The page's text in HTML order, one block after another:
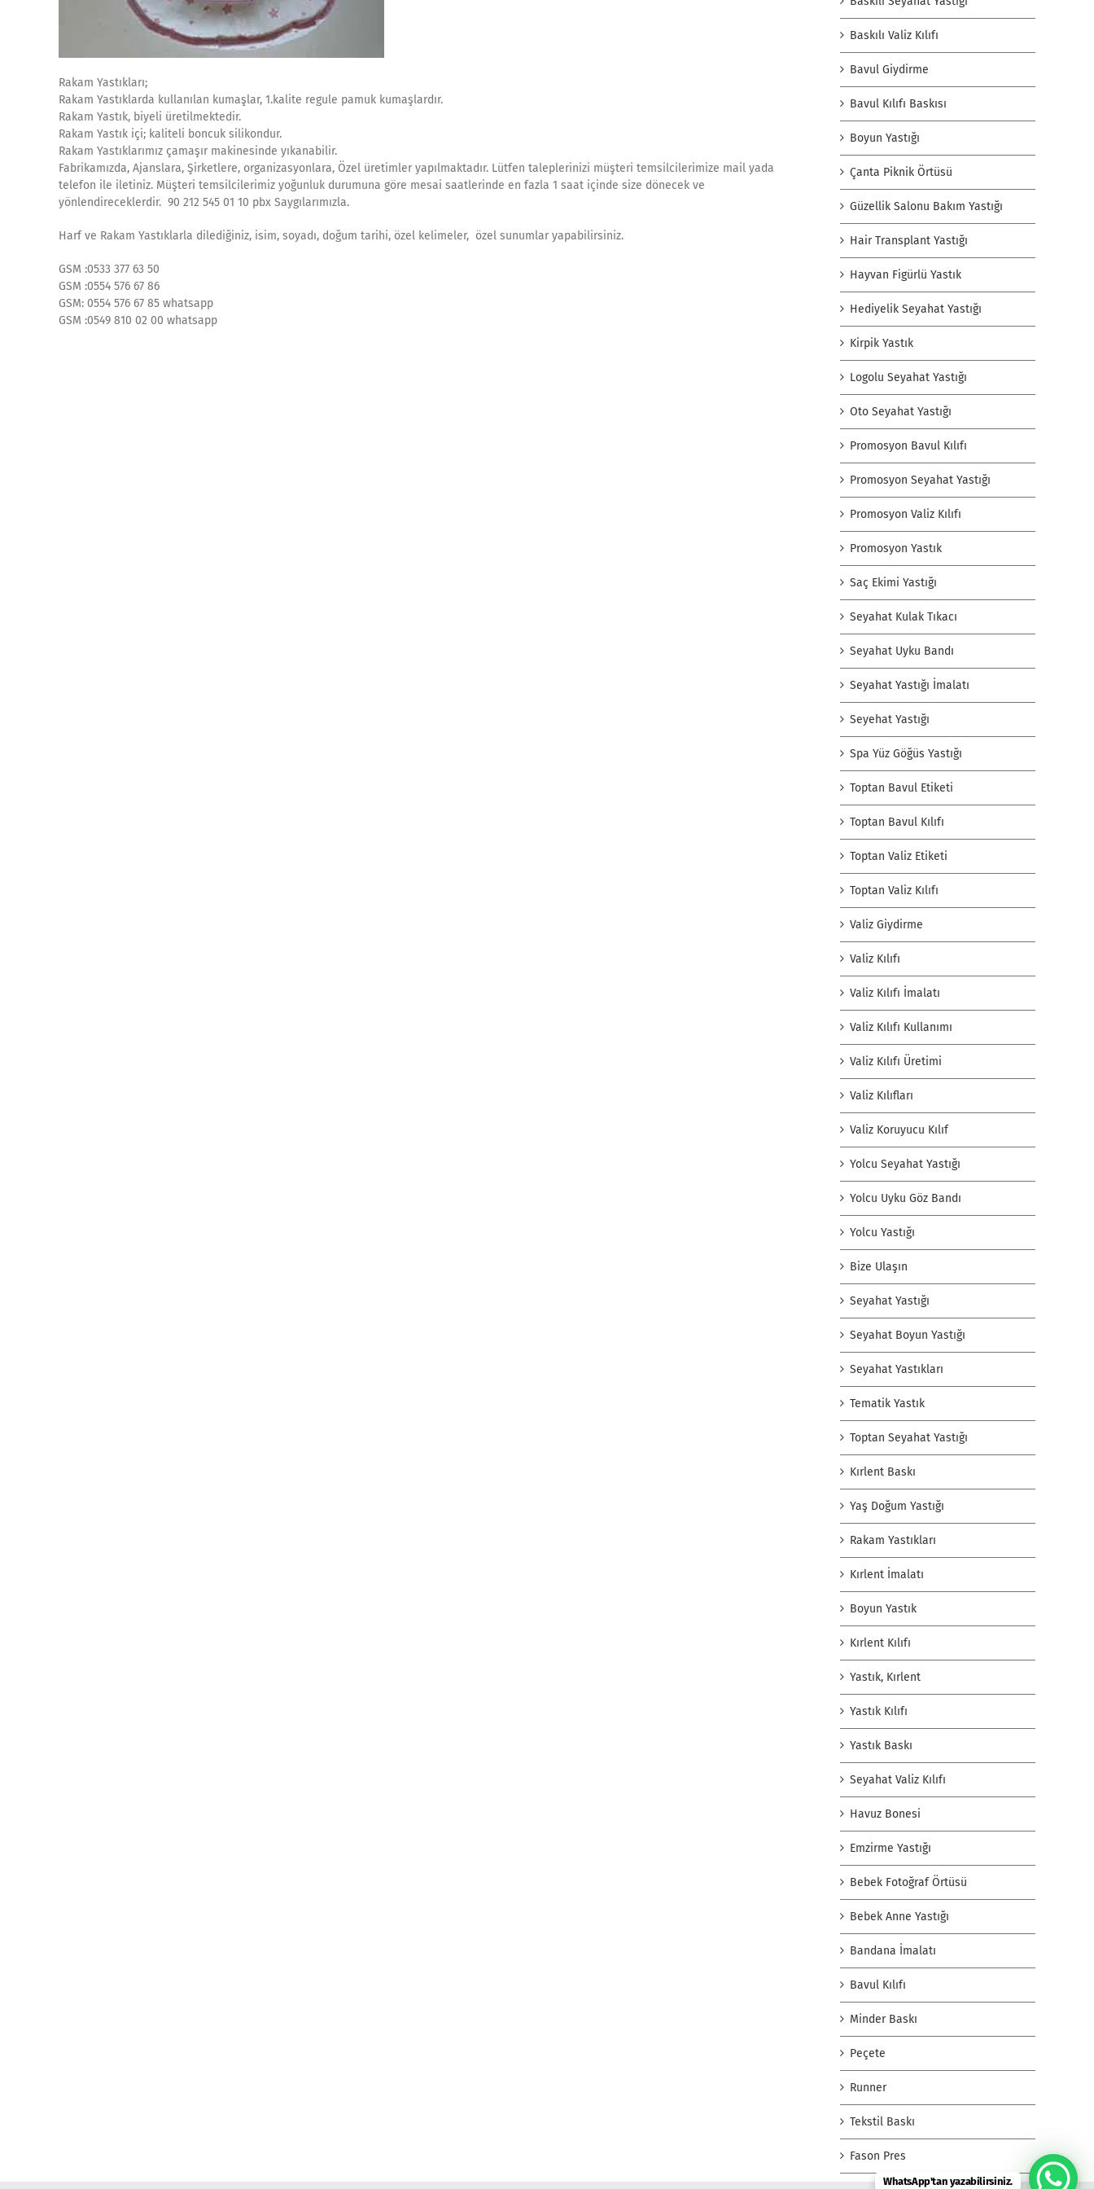
Rakam Yastıkları;
Rakam Yastıklarda kullanılan kumaşlar, 1.kalite regule pamuk kumaşlardır.
Rakam Yastık, biyeli üretilmektedir.
Rakam Yastık içi; kaliteli boncuk silikondur.
Rakam Yastıklarımız çamaşır makinesinde yıkanabilir.
Fabrikamızda, Ajanslara, Şirketlere, organizasyonlara, Özel üretimler yapılmaktadır. Lütfen taleplerinizi müşteri temsilcilerimize mail yada
telefon ile iletiniz. Müşteri temsilcilerimiz yoğunluk durumuna göre mesai saatlerinde en fazla 1 saat içinde size dönecek ve
yönlendireceklerdir. 90 212 545 01 10 pbx Saygılarımızla.
Harf ve Rakam Yastıklarla dilediğiniz, isim, soyadı, doğum tarihi, özel kelimeler, özel sunumlar yapabilirsiniz.
GSM :0533 377 63 50
GSM :0554 576 67 86
GSM: 0554 576 67 85 whatsapp
GSM :0549 810 02 00 whatsapp
Baskılı Valiz Kılıfı
Bavul Giydirme
Bavul Kılıfı Baskısı
Boyun Yastığı
Çanta Piknik Örtüsü
Güzellik Salonu Bakım Yastığı
Hair Transplant Yastığı
Hayvan Figürlü Yastık
Hediyelik Seyahat Yastığı
Kirpik Yastık
Logolu Seyahat Yastığı
Oto Seyahat Yastığı
Promosyon Bavul Kılıfı
Promosyon Seyahat Yastığı
Promosyon Valiz Kılıfı
Promosyon Yastık
Saç Ekimi Yastığı
Seyahat Kulak Tıkacı
Seyahat Uyku Bandı
Seyahat Yastığı İmalatı
Seyehat Yastığı
Spa Yüz Göğüs Yastığı
Toptan Bavul Etiketi
Toptan Bavul Kılıfı
Toptan Valiz Etiketi
Toptan Valiz Kılıfı
Valiz Giydirme
Valiz Kılıfı
Valiz Kılıfı İmalatı
Valiz Kılıfı Kullanımı
Valiz Kılıfı Üretimi
Valiz Kılıfları
Valiz Koruyucu Kılıf
Yolcu Seyahat Yastığı
Yolcu Uyku Göz Bandı
Yolcu Yastığı
Bize Ulaşın
Seyahat Yastığı
Seyahat Boyun Yastığı
Seyahat Yastıkları
Tematik Yastık
Toptan Seyahat Yastığı
Kırlent Baskı
Yaş Doğum Yastığı
Rakam Yastıkları
Kırlent İmalatı
Boyun Yastık
Kırlent Kılıfı
Yastık, Kırlent
Yastık Kılıfı
Yastık Baskı
Seyahat Valiz Kılıfı
Havuz Bonesi
Emzirme Yastığı
Bebek Fotoğraf Örtüsü
Bebek Anne Yastığı
Bandana İmalatı
Bavul Kılıfı
Minder Baskı
Peçete
Runner
Tekstil Baskı
Fason Pres
WhatsApp'tan yazabilirsiniz.